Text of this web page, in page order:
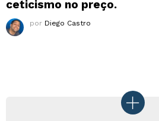
ceticismo no preço.
por Diego Castro